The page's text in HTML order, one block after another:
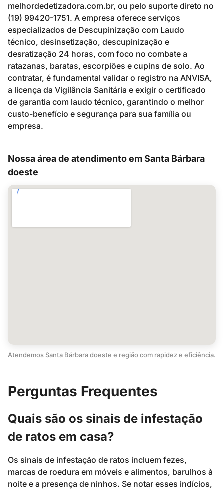
melhordedetizadora.com.br, ou pelo suporte direto no
(19) 99420-1751. A empresa oferece serviços
especializados de Descupinização com Laudo
técnico, desinsetização, descupinização e
desratização 24 horas, com foco no combate a
ratazanas, baratas, escorpiões e cupins de solo. Ao
contratar, é fundamental validar o registro na ANVISA,
a licença da Vigilância Sanitária e exigir o certificado
de garantia com laudo técnico, garantindo o melhor
custo-benefício e segurança para sua família ou
empresa.
Nossa área de atendimento em Santa Bárbara
doeste
Atendemos Santa Bárbara doeste e região com rapidez e eficiência.
Perguntas Frequentes
Quais são os sinais de infestação
de ratos em casa?
Os sinais de infestação de ratos incluem fezes,
marcas de roedura em móveis e alimentos, barulhos à
noite e a presença de ninhos. Se notar esses indícios,